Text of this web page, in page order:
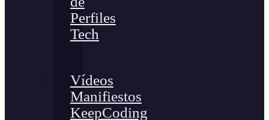
Perfiles
Tech
Vídeos
Manifiestos
KeepCoding